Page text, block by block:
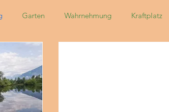
Garten Wahrnehmung Kraftplatz
Drachenkraft
Gongklangmeditation